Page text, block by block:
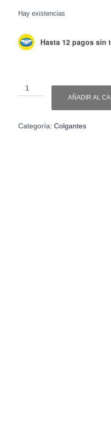
era:
Hay existencias
Hasta 12 pagos sin
Colgante
1
Apto
AÑADIR AL
Categoría: Colgantes